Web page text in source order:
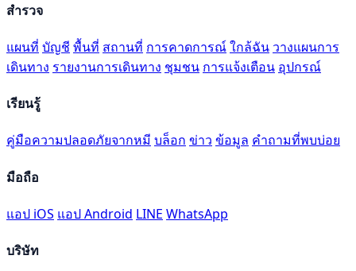
สำรวจ
แผนที่ บัญชี พื้นที่ สถานที่ การคาดการณ์ใกล้ฉัน วางแผนการ
เดินทาง รายงานการเดินทาง ชุมชน การแจ้งเตือน อุปกรณ์
เรียนรู้
คู่มือความปลอดภัยจากหมี บล็อก ข่าว ข้อมูล คำถามที่พบบ่อย
มือถือ
แอป iOS แอป Android LINE WhatsApp
บริษัท